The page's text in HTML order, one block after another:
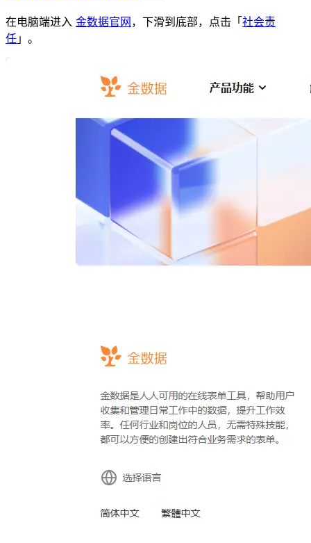
在电脑端进入 金数据官网 ，下滑到底部，点击「社会责
任 」。